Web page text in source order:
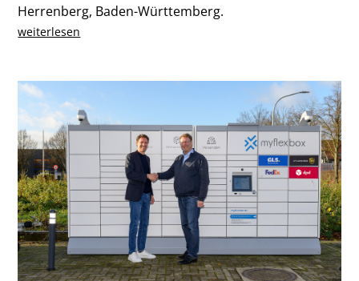
Herrenberg, Baden-Württemberg.
weiterlesen